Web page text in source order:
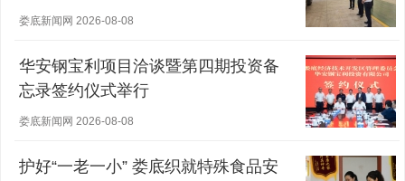
营主体稳健发展
娄底新闻网 2026-08-08
华安钢宝利项目洽谈暨第四期投资备
忘录签约仪式举行
娄底新闻网 2026-08-08
护好“一老一小” 娄底织就特殊食品安